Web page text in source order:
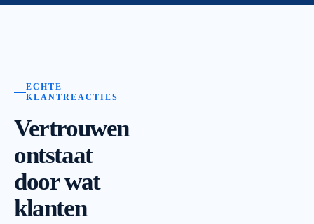
ECHTE
KLANTREACTIES
Vertrouwen
ontstaat
door wat
klanten